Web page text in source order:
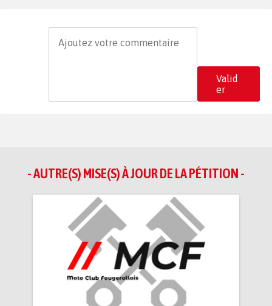
Valid
er
- AUTRE(S) MISE(S) À JOUR DE LA PÉTITION -